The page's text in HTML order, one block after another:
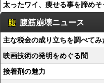
太ったワイ、痩せる事を諦め
腹筋崩壊ニュース
主な税金の成り立ちを調べてみ
映画技術の発明をめぐる闇
接着剤の魅力